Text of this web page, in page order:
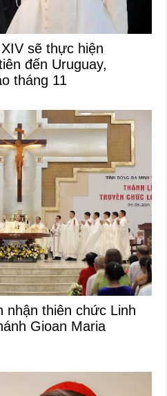
sẽ thực hiện
đến Uruguay,
tháng 11
nhận thiên chức Linh
Gioan Maria